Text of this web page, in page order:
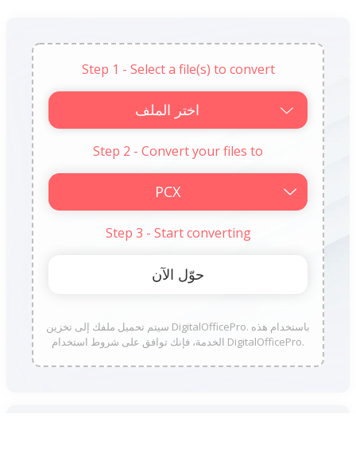
Step 1 - Select a file(s) to convert
اختر الملف
Step 2 - Convert your files to
Step 3 - Start converting
سيتم تحميل ملفك إلى تخزين DigitalOfficePro. باستخدام هذه
الخدمة، فإنك توافق على شروط استخدام DigitalOfficePro.